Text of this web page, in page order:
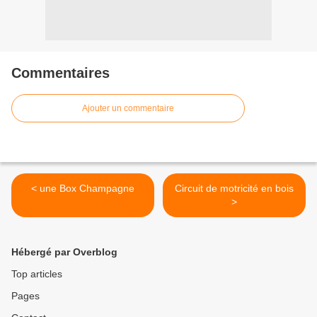
Commentaires
Ajouter un commentaire
< une Box Champagne
Circuit de motricité en bois
>
Hébergé par Overblog
Top articles
Pages